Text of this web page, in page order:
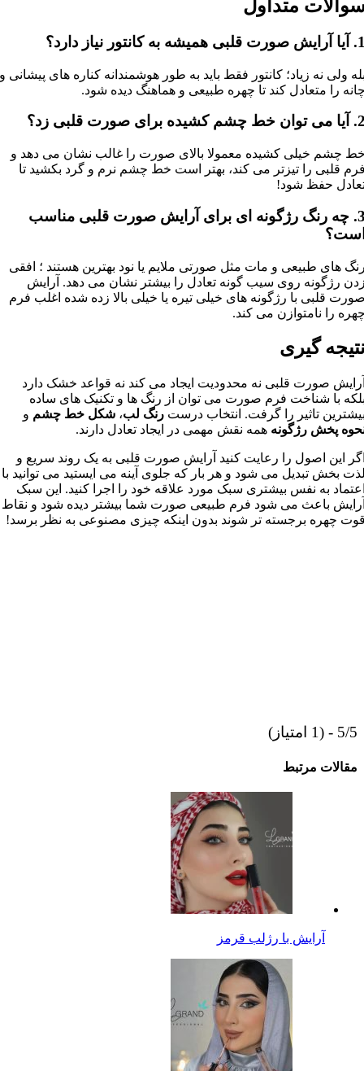
متداول
به کانتور نیاز دارد؟
ولی نه زیاد؛ کانتور فقط باید به طور هوشمندانه کناره های پیشانی و
را متعادل کند تا چهره طبیعی و هماهنگ دیده شود.
برای صورت قلبی زد؟
چشم خیلی کشیده معمولا بالای صورت را غالب نشان می دهد و
قلبی را تیزتر می کند، بهتر است خط چشم نرم و گرد بکشید تا
حفظ شود!
3. چه رنگ رژگونه ای برای آرایش صورت قلبی مناسب
های طبیعی و مات مثل صورتی ملایم یا نود بهترین هستند ؛ افقی
رژگونه روی سیب گونه تعادل را بیشتر نشان می دهد. آرایش
قلبی با رژگونه های خیلی تیره یا خیلی بالا زده شده اغلب فرم
را نامتوازن می کند.
گیری
صورت قلبی نه محدودیت ایجاد می کند نه قواعد خشک دارد
با شناخت فرم صورت می توان از رنگ ها و تکنیک های ساده
تاثیر را گرفت. انتخاب درست رنگ لب، شکل خط چشم و
پخش رژگونه همه نقش مهمی در ایجاد تعادل دارند.
این اصول را رعایت کنید آرایش صورت قلبی به یک روند سریع و
بخش تبدیل می شود و هر بار که جلوی آینه می ایستید می توانید با
به نفس بیشتری سبک مورد علاقه خود را اجرا کنید. این سبک
باعث می شود فرم طبیعی صورت شما بیشتر دیده شود و نقاط
چهره برجسته تر شوند بدون اینکه چیزی مصنوعی به نظر برسد!
5/5 - (1 امتیاز)
مقالات مرتبط
آرایش با رژلب قرمز